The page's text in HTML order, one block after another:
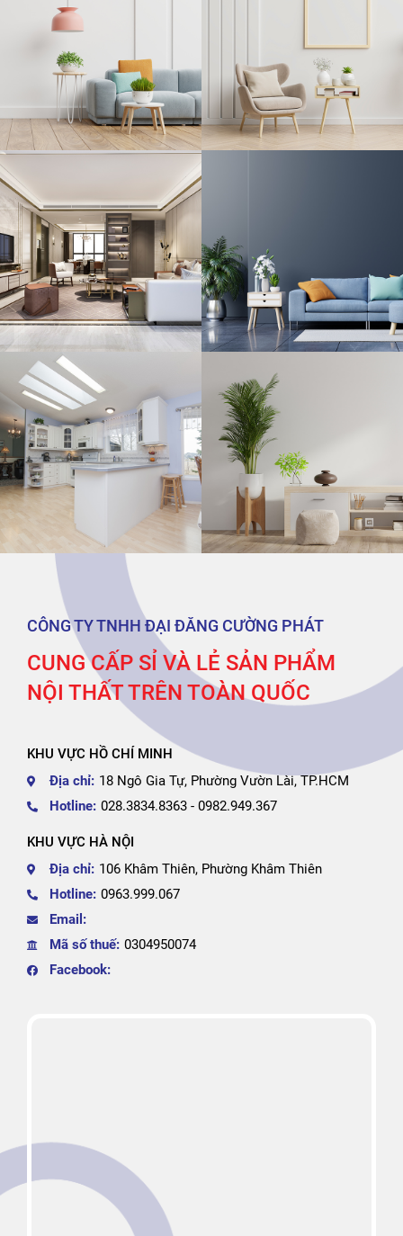
CÔNG TY TNHH ĐẠI ĐĂNG CƯỜNG PHÁT
CUNG CẤP SỈ VÀ LẺ SẢN PHẨM
NỘI THẤT TRÊN TOÀN QUỐC
KHU VỰC HỒ CHÍ MINH
Địa chỉ: 18 Ngô Gia Tự, Phường Vườn Lài, TP.HCM
Hotline: 028.3834.8363 - 0982.949.367
KHU VỰC HÀ NỘI
Địa chỉ: 106 Khâm Thiên, Phường Khâm Thiên
Hotline: 0963.999.067
Email:
Mã số thuế: 0304950074
Facebook: